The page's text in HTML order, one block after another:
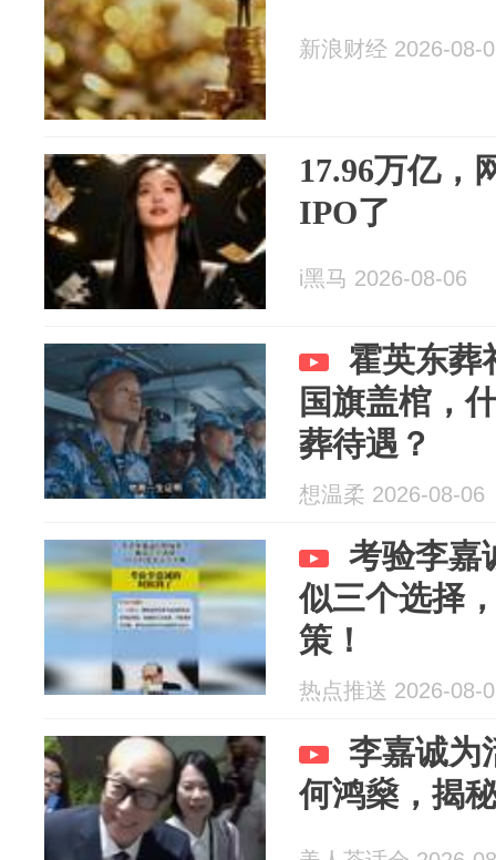
新浪财经 2026-08-
17.96万亿，
IPO了
i黑马 2026-08-06
霍英东葬
国旗盖棺，
葬待遇？
想温柔 2026-08-06
考验李嘉
似三个选择
策！
热点推送 2026-08-
李嘉诚为
何鸿燊，揭